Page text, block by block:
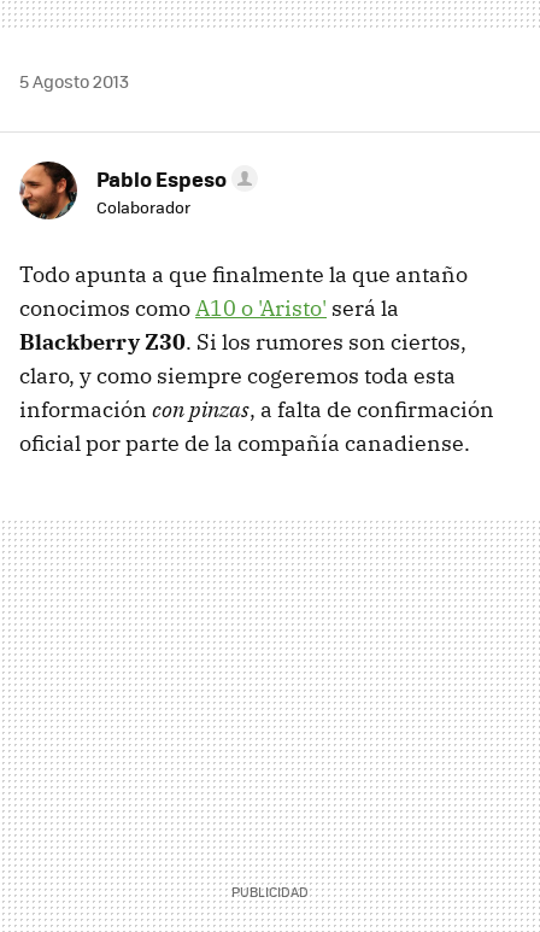
5 Agosto 2013
Pablo Espeso
Colaborador
Todo apunta a que finalmente la que antaño
conocimos comoA10 o 'Aristo' será la
Blackberry Z30. Si los rumores son ciertos,
claro, y como siempre cogeremos toda esta
información con pinzas, a falta de confirmación
oficial por parte de la compañía canadiense.